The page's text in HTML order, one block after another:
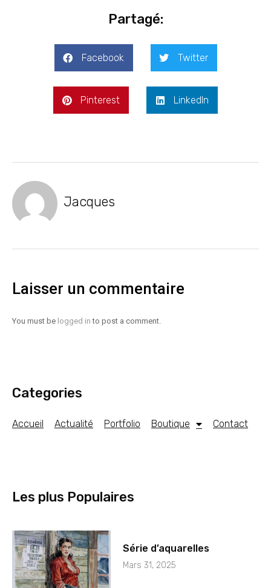
Partagé:
Facebook Twitter
Pinterest LinkedIn
Jacques
Laisser un commentaire
You must be logged in to post a comment.
Categories
Accueil Actualité Portfolio Boutique Contact
Les plus Populaires
Série d’aquarelles
Mars 31, 2025